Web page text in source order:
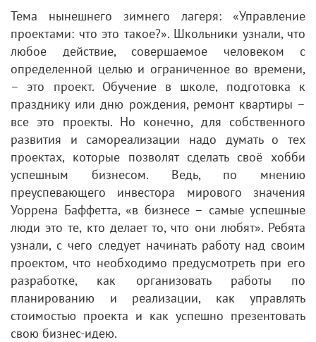
Тема нынешнего зимнего лагеря: «Управление
проектами: что это такое?». Школьники узнали, что
любое действие, совершаемое человеком с
определенной целью и ограниченное во времени,
– это проект. Обучение в школе, подготовка к
празднику или дню рождения, ремонт квартиры –
все это проекты. Но конечно, для собственного
развития и самореализации надо думать о тех
проектах, которые позволят сделать своё хобби
успешным бизнесом. Ведь, по мнению
преуспевающего инвестора мирового значения
Уоррена Баффетта, «в бизнесе – самые успешные
люди это те, кто делает то, что они любят». Ребята
узнали, с чего следует начинать работу над своим
проектом, что необходимо предусмотреть при его
разработке, как организовать работы по
планированию и реализации, как управлять
стоимостью проекта и как успешно презентовать
свою бизнес-идею.